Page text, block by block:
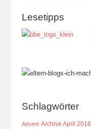
Lesetipps
Schlagwörter
Advent Archive April 2016